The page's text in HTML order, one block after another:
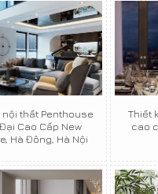
nội thất Penthouse
Cao Cấp New
Hà Đông, Hà Nội
Thiết
cao